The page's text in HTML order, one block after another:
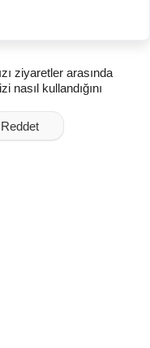
ziyaretler arasında
kullandığını
Reddet